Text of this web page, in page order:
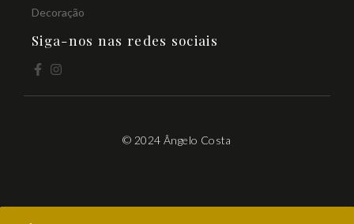
Decoração
Siga-nos nas redes sociais
© 2024 Ângelo Costa